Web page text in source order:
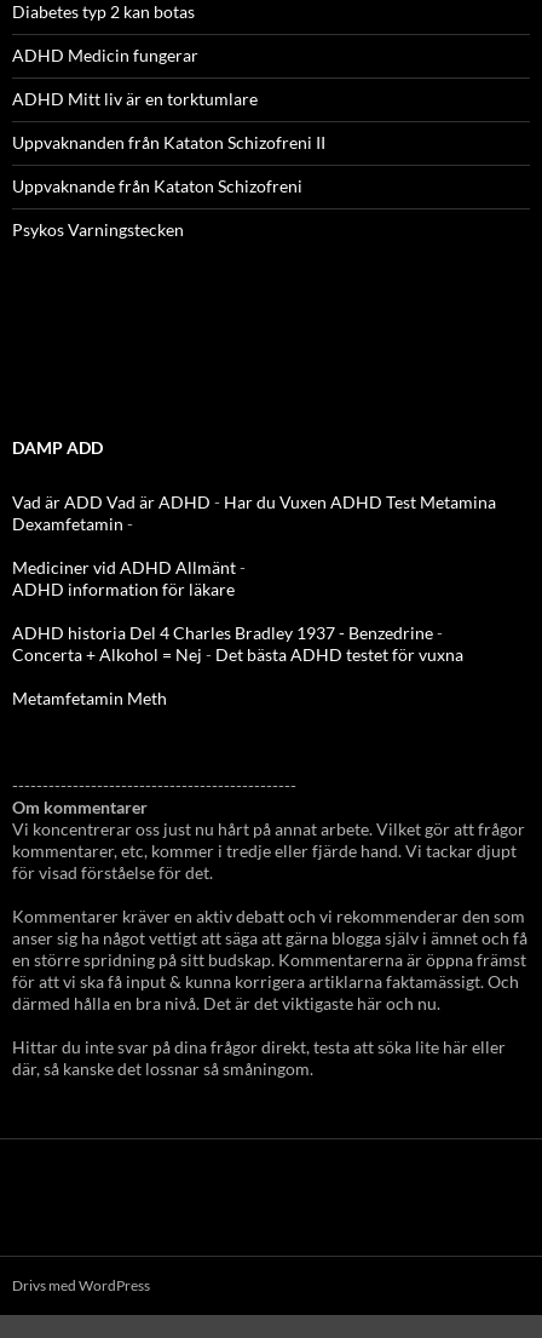
Diabetes typ 2 kan botas
ADHD Medicin fungerar
ADHD Mitt liv är en torktumlare
Uppvaknanden från Kataton Schizofreni II
Uppvaknande från Kataton Schizofreni
Psykos Varningstecken
DAMP ADD
Vad är ADD Vad är ADHD - Har du Vuxen ADHD Test Metamina
Dexamfetamin -
Mediciner vid ADHD Allmänt-
ADHD information för läkare
ADHD historia Del 4 Charles Bradley 1937 - Benzedrine-
Concerta + Alkohol = Nej - Det bästa ADHD testet för vuxna
Metamfetamin Meth
-----------------------------------------------
Om kommentarer
Vi koncentrerar oss just nu hårt på annat arbete. Vilket gör att frågor
kommentarer, etc, kommer i tredje eller fjärde hand. Vi tackar djupt
för visad förståelse för det.
Kommentarer kräver en aktiv debatt och vi rekommenderar den som
anser sig ha något vettigt att säga att gärna blogga själv i ämnet och få
en större spridning på sitt budskap. Kommentarerna är öppna främst
för att vi ska få input & kunna korrigera artiklarna faktamässigt. Och
därmed hålla en bra nivå. Det är det viktigaste här och nu.
Hittar du inte svar på dina frågor direkt, testa att söka lite här eller
där, så kanske det lossnar så småningom.
Drivs med WordPress